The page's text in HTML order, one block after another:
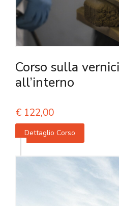
Corso sulla
all’interno
€ 122,00
Dettaglio Corso